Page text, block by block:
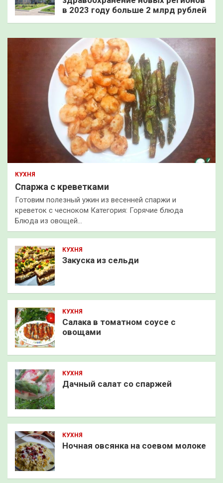
в 2023 году больше 2 млрд рублей
КУХНЯ
Спаржа с креветками
Готовим полезный ужин из весенней спаржи и
креветок с чесноком Категория: Горячие блюда
Блюда из овощей…
КУХНЯ
Закуска из сельди
КУХНЯ
Салака в томатном соусе с
овощами
КУХНЯ
Дачный салат со спаржей
КУХНЯ
Ночная овсянка на соевом молоке